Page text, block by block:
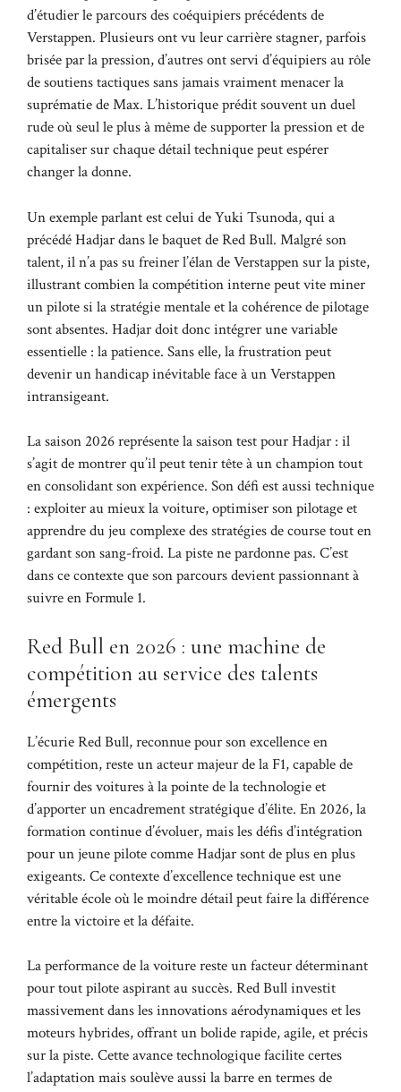
d’étudier le parcours des coéquipiers précédents de
Verstappen. Plusieurs ont vu leur carrière stagner, parfois
brisée par la pression, d’autres ont servi d’équipiers au rôle
de soutiens tactiques sans jamais vraiment menacer la
suprématie de Max. L’historique prédit souvent un duel
rude où seul le plus à même de supporter la pression et de
capitaliser sur chaque détail technique peut espérer
changer la donne.
Un exemple parlant est celui de Yuki Tsunoda, qui a
précédé Hadjar dans le baquet de Red Bull. Malgré son
talent, il n’a pas su freiner l’élan de Verstappen sur la piste,
illustrant combien la compétition interne peut vite miner
un pilote si la stratégie mentale et la cohérence de pilotage
sont absentes. Hadjar doit donc intégrer une variable
essentielle : la patience. Sans elle, la frustration peut
devenir un handicap inévitable face à un Verstappen
intransigeant.
La saison 2026 représente la saison test pour Hadjar : il
s’agit de montrer qu’il peut tenir tête à un champion tout
en consolidant son expérience. Son défi est aussi technique
: exploiter au mieux la voiture, optimiser son pilotage et
apprendre du jeu complexe des stratégies de course tout en
gardant son sang-froid. La piste ne pardonne pas. C’est
dans ce contexte que son parcours devient passionnant à
suivre en Formule 1.
Red Bull en 2026 : une machine de
compétition au service des talents
émergents
L’écurie Red Bull, reconnue pour son excellence en
compétition, reste un acteur majeur de la F1, capable de
fournir des voitures à la pointe de la technologie et
d’apporter un encadrement stratégique d’élite. En 2026, la
formation continue d’évoluer, mais les défis d’intégration
pour un jeune pilote comme Hadjar sont de plus en plus
exigeants. Ce contexte d’excellence technique est une
véritable école où le moindre détail peut faire la différence
entre la victoire et la défaite.
La performance de la voiture reste un facteur déterminant
pour tout pilote aspirant au succès. Red Bull investit
massivement dans les innovations aérodynamiques et les
moteurs hybrides, offrant un bolide rapide, agile, et précis
sur la piste. Cette avance technologique facilite certes
l’adaptation mais soulève aussi la barre en termes de